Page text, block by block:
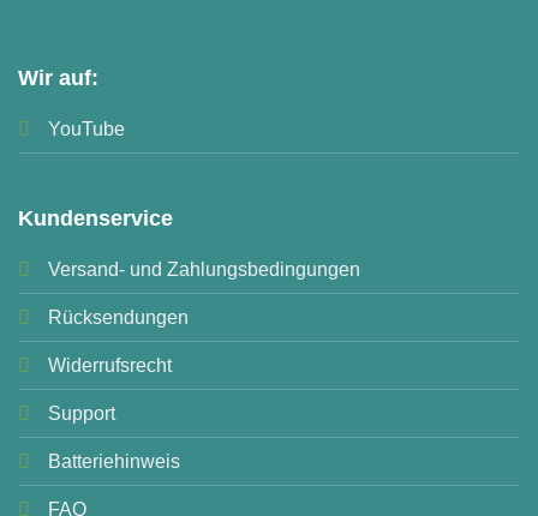
Wir auf:
YouTube
Kundenservice
Versand- und Zahlungsbedingungen
Rücksendungen
Widerrufsrecht
Support
Batteriehinweis
FAQ